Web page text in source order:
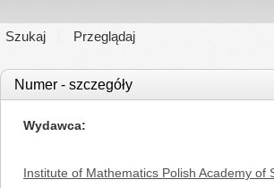
Szukaj Przeglądaj
Numer - szczegóły
Wydawca
Institute of Mathematics Polish Academy of